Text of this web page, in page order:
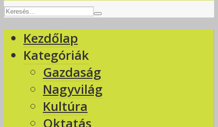
Kezdőlap
Kategóriák
Gazdaság
Nagyvilág
Kultúra
Oktatás